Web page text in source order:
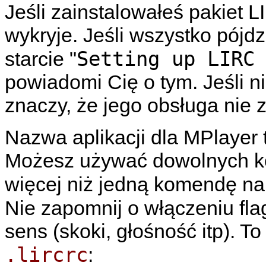
Jeśli zainstalowałeś pakiet
wykryje. Jeśli wszystko
starcie "Setting up
powiadomi Cię o tym. Jeśli
znaczy, że jego obsługa nie
Nazwa aplikacji dla MPlayer
Możesz używać dowolnych
więcej niż jedną komendę
Nie zapomnij o włączeniu
sens (skoki, głośność itp).
.lircrc: